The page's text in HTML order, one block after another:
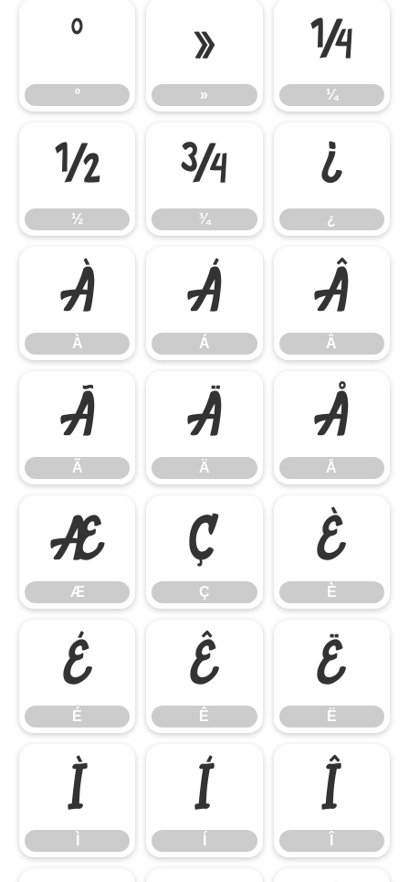
º
º
»
»
¼
¼
½
½
¾
¾
¿
¿
À
À
Á
Á
Â
Â
Ã
Ã
Ä
Ä
Å
Å
Æ
Æ
Ç
Ç
È
È
É
É
Ê
Ê
Ë
Ë
Ì Í Î